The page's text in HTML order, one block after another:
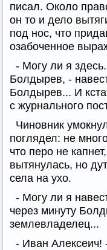
писал. Около
он то и дело
под нос, что
озабоченное
- Могу ли я
Болдырев, -
Болдырев... И
с журнального
Чиновник
поглядел: не
что перо не
вытянулась, но
села на ухо.
- Могу ли я
через минуту
землевладелец...
- Иван Алексеич!